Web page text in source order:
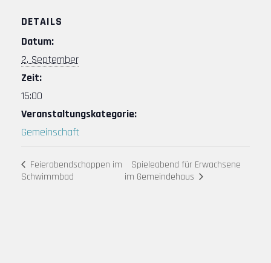
DETAILS
Datum:
2. September
Zeit:
15:00
Veranstaltungskategorie:
Gemeinschaft
Feierabendschoppen im
Schwimmbad
Spieleabend für Erwachsene
im Gemeindehaus